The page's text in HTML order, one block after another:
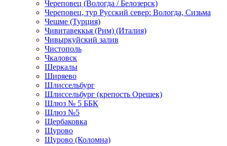
Череповец (Вологда / Белозерск)
Череповец, тур Русский север: Вологда, Сизьма
Чешме (Турция)
Чивитавеккья (Рим) (Италия)
Чивыркуйский залив
Чистополь
Чкаловск
Шеркалы
Ширяево
Шлиссельбург
Шлиссельбург (крепость Орешек)
Шлюз № 5 ББК
Шлюз №5
Щербаковка
Щурово
Щурово (Коломна)